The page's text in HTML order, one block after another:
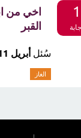
1
إجابة
اخي من
القبر
سُئل أبريل 11، 2020
الغاز